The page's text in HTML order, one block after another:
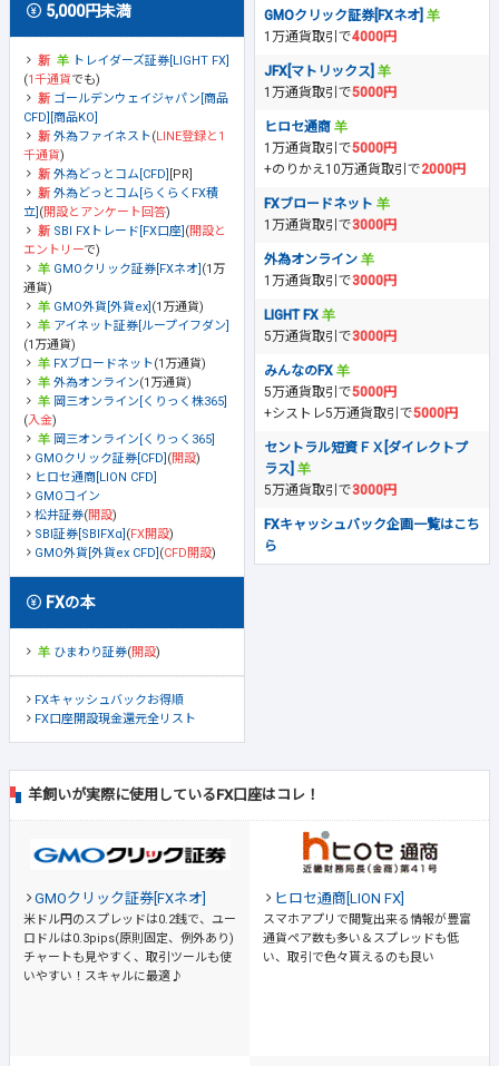
5,000円未満
トレイダーズ証券[LIGHT FX]
(1千通貨でも)
ゴールデンウェイジャパン[商品
CFD][商品KO]
外為ファイネスト(LINE登録と1
千通貨)
外為どっとコム[CFD] [PR]
外為どっとコム[らくらくFX積
立] (開設とアンケート回答)
SBI FXトレード[FX口座] (開設と
エントリーで)
GMOクリック証券[FXネオ] (1万
通貨)
GMO外貨[外貨ex] (1万通貨)
アイネット証券[ループイフダン]
(1万通貨)
FXブロードネット(1万通貨)
外為オンライン(1万通貨)
岡三オンライン[くりっく株365]
(入金)
岡三オンライン[くりっく365]
GMOクリック証券[CFD] (開設)
ヒロセ通商[LION CFD]
GMOコイン
松井証券(開設)
SBI証券[SBIFXα] (FX開設)
GMO外貨[外貨ex CFD] (CFD開設)
FXの本
ひまわり証券(開設)
FXキャッシュバックお得順
FX口座開設現金還元全リスト
GMOクリック証券[FXネオ]
1万通貨取引で4000円
JFX[マトリックス]
1万通貨取引で5000円
ヒロセ通商
1万通貨取引で5000円
+のりかえ10万通貨取引で2000円
FXブロードネット
1万通貨取引で3000円
外為オンライン
1万通貨取引で3000円
LIGHT FX
5万通貨取引で3000円
みんなのFX
5万通貨取引で5000円
+シストレ5万通貨取引で5000円
セントラル短資ＦＸ[ダイレクトプ
ラス]
5万通貨取引で3000円
FXキャッシュバック企画一覧はこち
ら
羊飼いが実際に使用しているFX口座はコレ！
GMOクリック証券[FXネオ]
米ドル円のスプレッドは0.2銭で、ユー
ロドルは0.3pips(原則固定、例外あり)
チャートも見やすく、取引ツールも使
いやすい！スキャルに最適♪
ヒロセ通商[LION FX]
スマホアプリで閲覧出来る情報が豊富
通貨ペア数も多い＆スプレッドも低
い、取引で色々貰えるのも良い